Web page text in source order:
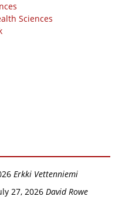
Sciences
Erkki Vetten­­niemi
27, 2026 David Rowe